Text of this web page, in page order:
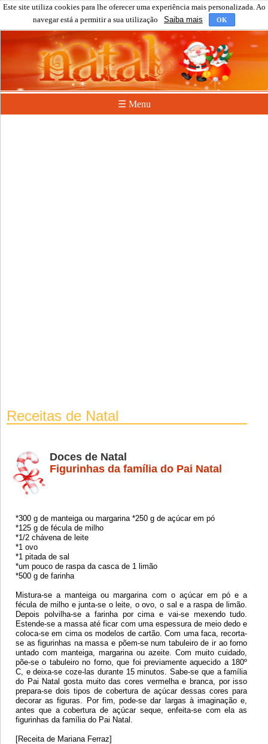
Este site utiliza cookies para lhe oferecer uma experiência mais personalizada. Ao
navegar está a permitir a sua utilização
Saiba mais OK
☰ Menu
Receitas de Natal
Doces de Natal
Figurinhas da família do Pai Natal
*300 g de manteiga ou margarina *250 g de açúcar em pó
*125 g de fécula de milho
*1/2 chávena de leite
*1 ovo
*1 pitada de sal
*um pouco de raspa da casca de 1 limão
*500 g de farinha
Mistura-se a manteiga ou margarina com o açúcar em pó e a
fécula de milho e junta-se o leite, o ovo, o sal e a raspa de limão.
Depois polvilha-se a farinha por cima e vai-se mexendo tudo.
Estende-se a massa até ficar com uma espessura de meio dedo e
coloca-se em cima os modelos de cartão. Com uma faca, recorta-
se as figurinhas na massa e põem-se num tabuleiro de ir ao forno
untado com manteiga, margarina ou azeite. Com muito cuidado,
põe-se o tabuleiro no forno, que foi previamente aquecido a 180º
C, e deixa-se coze-las durante 15 minutos. Sabe-se que a família
do Pai Natal gosta muito das cores vermelha e branca, por isso
prepara-se dois tipos de cobertura de açúcar dessas cores para
decorar as figuras. Por fim, pode-se dar largas à imaginação e,
antes que a cobertura de açúcar seque, enfeita-se com ela as
figurinhas da família do Pai Natal.
[Receita de Mariana Ferraz]